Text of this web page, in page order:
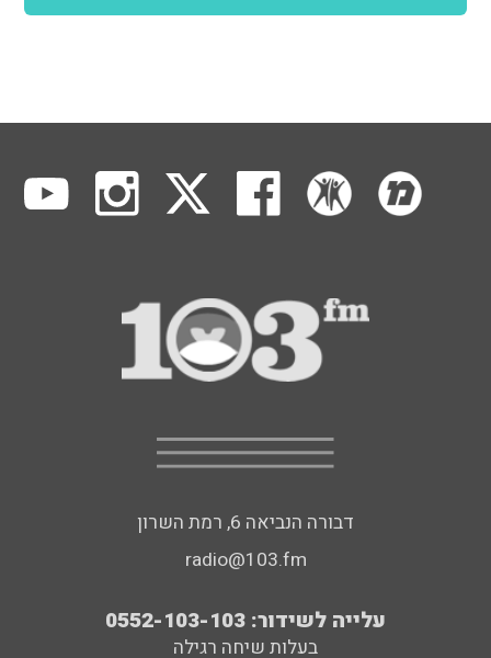
דבורה הנביאה 6, רמת השרון
radio@103.fm
עלייה לשידור: 0552-103-103
בעלות שיחה רגילה